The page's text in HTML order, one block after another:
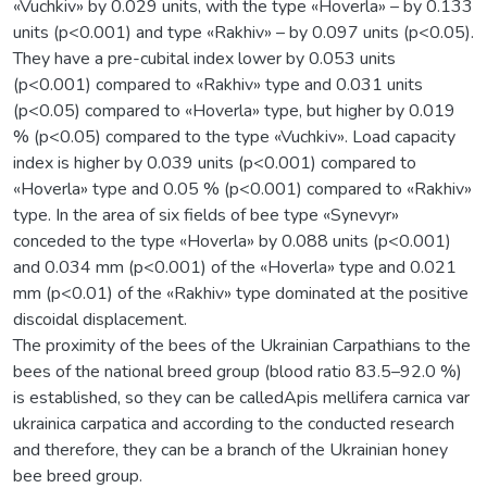
«Vuchkiv» by 0.029 units, with the type «Hoverla» – by 0.133
units (p<0.001) and type «Rakhiv» – by 0.097 units (p<0.05).
They have a pre-cubital index lower by 0.053 units
(p<0.001) compared to «Rakhiv» type and 0.031 units
(p<0.05) compared to «Hoverla» type, but higher by 0.019
% (p<0.05) compared to the type «Vuchkiv». Load capacity
index is higher by 0.039 units (p<0.001) compared to
«Hoverla» type and 0.05 % (p<0.001) compared to «Rakhiv»
type. In the area of six fields of bee type «Synevyr»
conceded to the type «Hoverla» by 0.088 units (p<0.001)
and 0.034 mm (p<0.001) of the «Hoverla» type and 0.021
mm (p<0.01) of the «Rakhiv» type dominated at the positive
discoidal displacement.
The proximity of the bees of the Ukrainian Carpathians to the
bees of the national breed group (blood ratio 83.5–92.0 %)
is established, so they can be calledApis mellifera carnica var
ukrainiсa carpatica and according to the conducted research
and therefore, they can be a branch of the Ukrainian honey
bee breed group.